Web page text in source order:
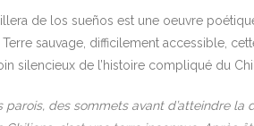
de los sueños est une oeuvre
sauvage, difficilement accessible,
silencieux de l’histoire compliqué du
des sommets avant d’atteindre la